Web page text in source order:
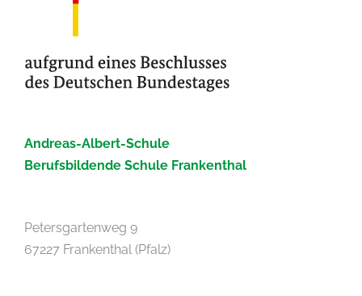
Andreas-Albert-Schule
Berufsbildende Schule Frankenthal
Petersgartenweg 9
67227 Frankenthal (Pfalz)